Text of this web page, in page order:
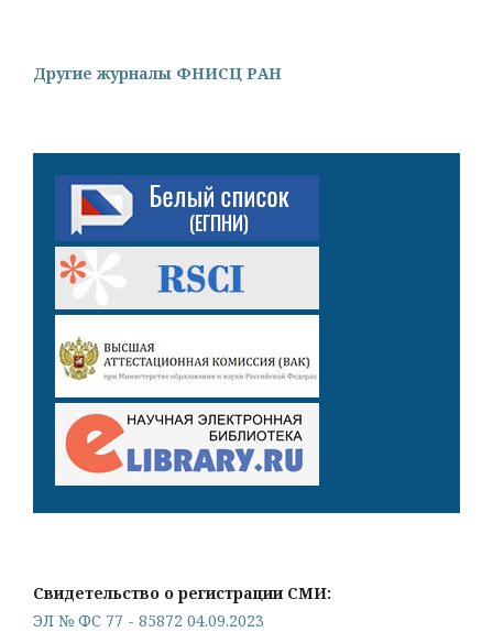
Другие журналы ФНИСЦ РАН
Свидетельство о регистрации СМИ:
ЭЛ № ФС 77 - 85872 04.09.2023